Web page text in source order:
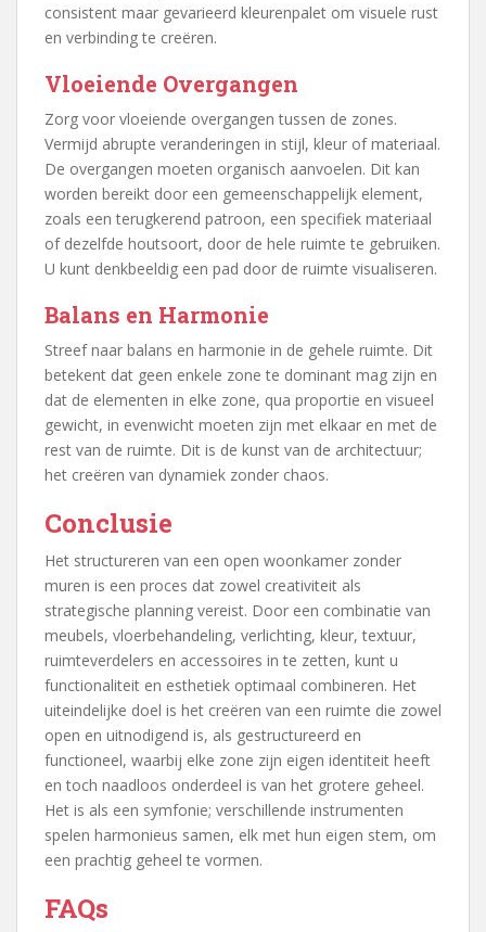
consistent maar gevarieerd kleurenpalet om visuele rust
en verbinding te creëren.
Vloeiende Overgangen
Zorg voor vloeiende overgangen tussen de zones.
Vermijd abrupte veranderingen in stijl, kleur of materiaal.
De overgangen moeten organisch aanvoelen. Dit kan
worden bereikt door een gemeenschappelijk element,
zoals een terugkerend patroon, een specifiek materiaal
of dezelfde houtsoort, door de hele ruimte te gebruiken.
U kunt denkbeeldig een pad door de ruimte visualiseren.
Balans en Harmonie
Streef naar balans en harmonie in de gehele ruimte. Dit
betekent dat geen enkele zone te dominant mag zijn en
dat de elementen in elke zone, qua proportie en visueel
gewicht, in evenwicht moeten zijn met elkaar en met de
rest van de ruimte. Dit is de kunst van de architectuur;
het creëren van dynamiek zonder chaos.
Conclusie
Het structureren van een open woonkamer zonder
muren is een proces dat zowel creativiteit als
strategische planning vereist. Door een combinatie van
meubels, vloerbehandeling, verlichting, kleur, textuur,
ruimteverdelers en accessoires in te zetten, kunt u
functionaliteit en esthetiek optimaal combineren. Het
uiteindelijke doel is het creëren van een ruimte die zowel
open en uitnodigend is, als gestructureerd en
functioneel, waarbij elke zone zijn eigen identiteit heeft
en toch naadloos onderdeel is van het grotere geheel.
Het is als een symfonie; verschillende instrumenten
spelen harmonieus samen, elk met hun eigen stem, om
een prachtig geheel te vormen.
FAQs